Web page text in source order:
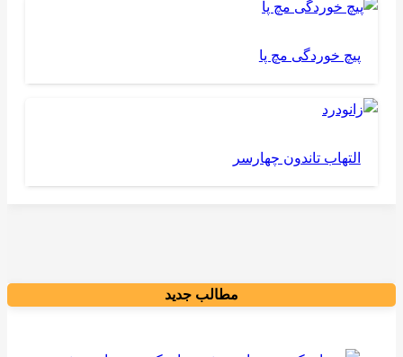
پیچ خوردگی مچ پا
التهاب تاندون چهارسر
مطالب جدید